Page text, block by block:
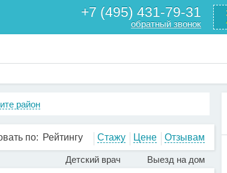
+7 (495) 431-79-31
обратный звонок
район
по: Рейтингу Стажу Цене Отзывам
Детский врач Выезд на дом